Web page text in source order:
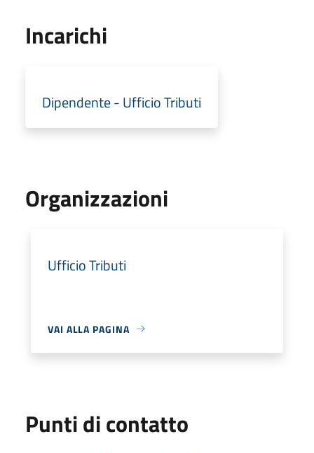
Incarichi
Dipendente - Ufficio Tributi
Organizzazioni
Ufficio Tributi
VAI ALLA PAGINA
Punti di contatto